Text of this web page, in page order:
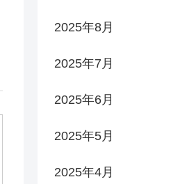
2025年8月
2025年7月
2025年6月
2025年5月
2025年4月